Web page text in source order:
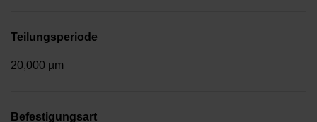
Teilungsperiode
20,000 µm
Befestigungsart